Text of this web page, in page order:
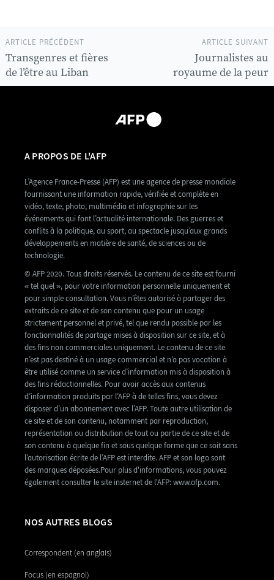
ARTICLE SUIVANT
Journalistes au
royaume de la peur
ARTICLE PRÉCÉDENT
Transgenres et fières
de l’être au Liban
A PROPOS DE L'AFP
L’Agence France-Presse (AFP) est une agence de presse mondiale
fournissant une information rapide, vérifiée et complète en
vidéo, texte, photo, multimédia et infographie sur les
événements qui font l’actualité internationale. Des guerres et
conflits à la politique, au sport, au spectacle jusqu’aux grands
développements en matière de santé, de sciences ou de
technologie.
© AFP 2020. Tous droits réservés. Le contenu de ce site est fourni
« tel quel », pour votre information personnelle uniquement et
pour simple consultation. Vous n’êtes autorisé à partager des
extraits de ce site et de son contenu que pour un usage
strictement personnel et privé, tel que rendu possible par les
fonctionnalités de partage mises à disposition sur ce site, et à
des fins non commerciales uniquement. Le contenu de ce site
n’est pas destiné à un usage commercial et n’a pas vocation à
être utilisé comme un service d’information mis à disposition à
des fins rédactionnelles. Pour avoir accès aux contenus
d’information produits par l’AFP à de telles fins, vous devez
disposer d’un abonnement avec l’AFP. Toute autre utilisation de
ce site et de son contenu, notamment par reproduction,
représentation ou distribution de tout ou partie de ce site et de
son contenu à quelque fin et sous quelque forme que ce soit sans
l’autorisation écrite de l’AFP est interdite. AFP et son logo sont
des marques déposées.Pour plus d'informations, vous pouvez
également consulter le site insternet de l'AFP: www.afp.com.
NOS AUTRES BLOGS
Correspondent (en anglais)
Focus (en espagnol)